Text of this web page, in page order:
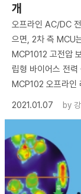
개
오프라인 AC/DC
으면, 2차 측 MCU
MCP1012 고전압
립형 바이어스 전
MCP102 오프라인
2021.01.07
by